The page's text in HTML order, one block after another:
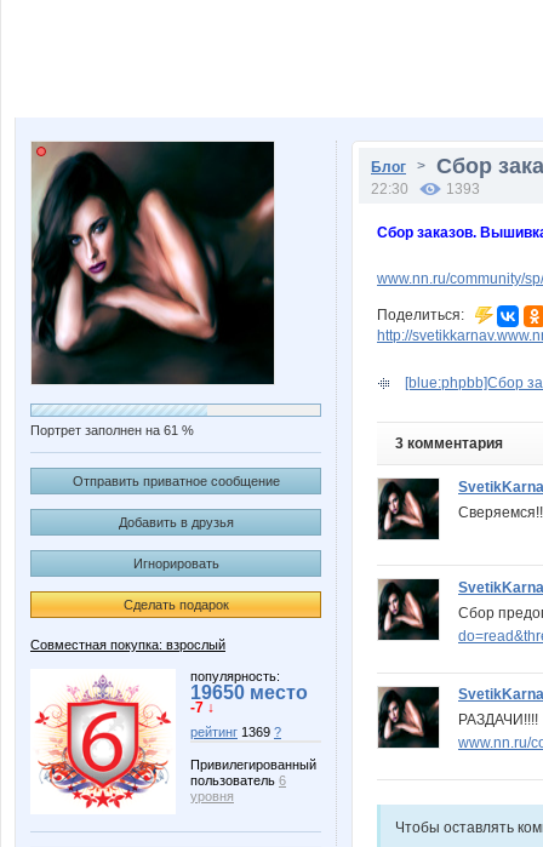
Портрет заполнен на 61 %
Отправить приватное сообщение
Добавить в друзья
Игнорировать
Сделать подарок
Совместная покупка: взрослый
популярность:
19650 место
-7 ↓
рейтинг 1369 ?
Привилегированный
пользователь 6
уровня
Блог > Сбор
22:30 1393
Сбор заказов.
www.nn.ru/community/
Поделиться:
http://
[blue:phpbb]Сбор
3 комментария
Сбор
РАЗДАЧИ!!!!
www.nn.ru/
Чтобы оставлять